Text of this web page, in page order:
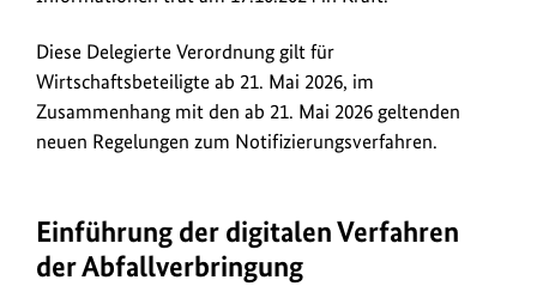
Diese Delegierte Verordnung gilt für
Wirtschaftsbeteiligte ab 21. Mai 2026, im
Zusammenhang mit den ab 21. Mai 2026 geltenden
neuen Regelungen zum Notifizierungsverfahren.
Einführung der digitalen Verfahren
der Abfallverbringung